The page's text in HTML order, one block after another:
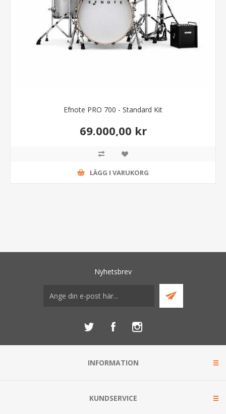
Efnote PRO 700 - Standard Kit
69.000,00 kr
LÄGG I VARUKORG
Nyhetsbrev
INFORMATION
KUNDSERVICE